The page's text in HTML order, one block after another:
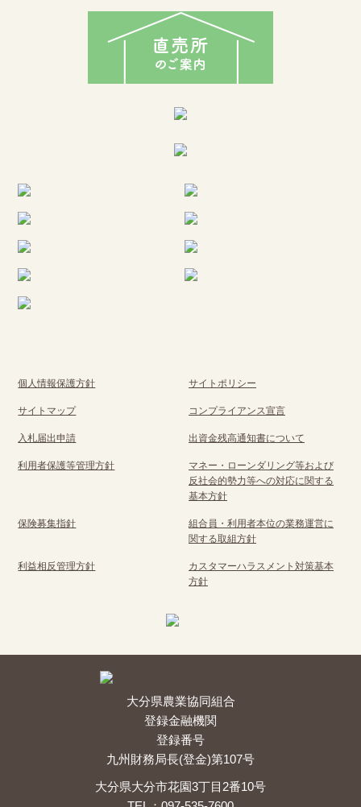
個人情報保護方針 サイトポリシー
サイトマップ コンプライアンス宣言
入札届出申請 出資金残高通知書について
利用者保護等管理方針
マネー・ローンダリング等および
反社会的勢力等への対応に関する
基本方針
保険募集指針
組合員・利用者本位の業務運営に
関する取組方針
利益相反管理方針
カスタマーハラスメント対策基本
方針
大分県農業協同組合
登録金融機関
登録番号
九州財務局長(登金)第107号
大分県大分市花園3丁目2番10号